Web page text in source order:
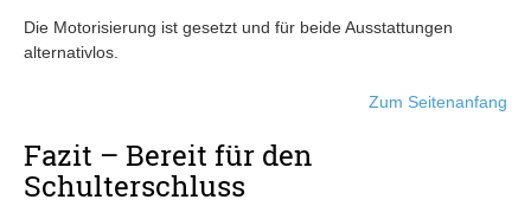
Die Motorisierung ist gesetzt und für beide Ausstattungen
alternativlos.
Zum Seitenanfang
Fazit – Bereit für den
Schulterschluss